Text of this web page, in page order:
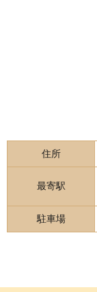
住所
最寄駅
駐車場